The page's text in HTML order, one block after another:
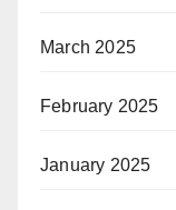
March 2025
February 2025
January 2025